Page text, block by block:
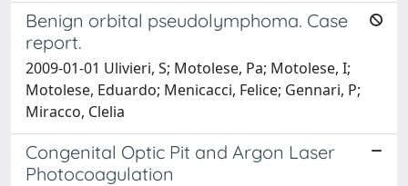
Benign orbital pseudolymphoma. Case
report.
2009-01-01 Ulivieri, S; Motolese, Pa; Motolese, I;
Motolese, Eduardo; Menicacci, Felice; Gennari, P;
Miracco, Clelia
Congenital Optic Pit and Argon Laser
Photocoagulation